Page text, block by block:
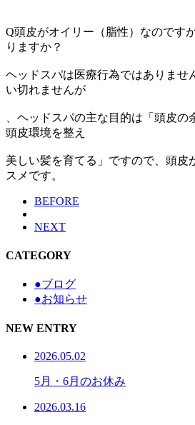
Q頭皮がオイリー（脂性）なのです
りますか？
ヘッドスパは医療行為ではありませ
い切れませんが
、ヘッドスパの主な目的は「頭皮の
頭皮環境を整え
美しい髪を育てる」ですので、頭皮
スメです。
BEFORE
NEXT
CATEGORY
●ブログ
●お知らせ
NEW ENTRY
2026.05.02
5月・6月のお休み
2026.03.16